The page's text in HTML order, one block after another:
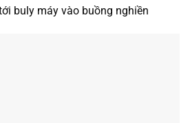
buly máy vào buồng nghiền